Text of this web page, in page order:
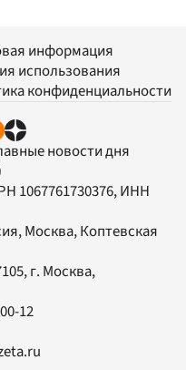
информация
использования
конфиденциальности
новости дня
1067761730376, ИНН
Москва, Коптевская
, г. Москва,
12